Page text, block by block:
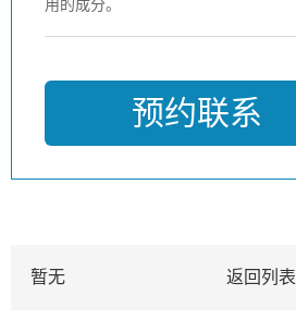
用的成分。
预约联系
暂无 返回列表